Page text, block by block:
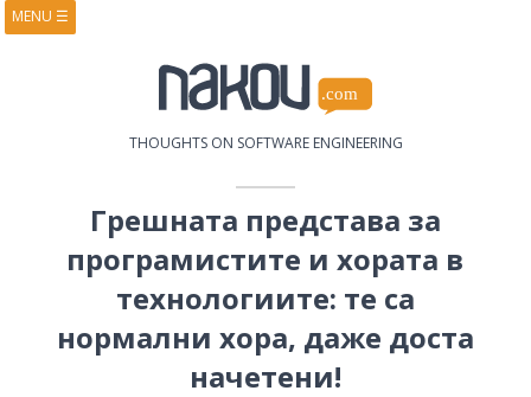
MENU ☰
COURSES
RESEARCH
PUBLICATIONS
THOUGHTS ON SOFTWARE ENGINEERING
Грешната представа за
програмистите и хората в
технологиите: те са
нормални хора, даже доста
начетени!